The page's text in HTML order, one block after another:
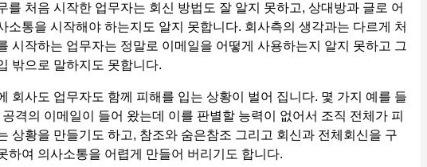
를 처음 시작한 업무자는 회신 방법도 잘 알지 못하고, 상대방과 글로 어
소통을 시작해야 하는지도 알지 못합니다. 회사측의 생각과는 다르게 처
시작하는 업무자는 정말로 이메일을 어떻게 사용하는지 알지 못하고 그
밖으로 말하지도 못합니다.
회사도 업무자도 함께 피해를 입는 상황이 벌어 집니다. 몇 가지 예를 들
공격의 이메일이 들어 왔는데 이를 판별할 능력이 없어서 조직 전체가 피
상황을 만들기도 하고, 참조와 숨은참조 그리고 회신과 전체회신을 구
하여 의사소통을 어렵게 만들어 버리기도 합니다.